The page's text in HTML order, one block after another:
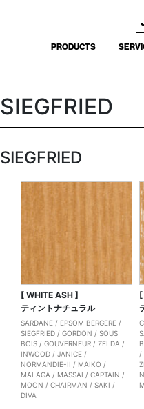
PRODUCTS
SIEGFRIED
SIEGFRIED
[ WHITE ASH ]
ティントナチュラル
SARDANE / EPSOM BERGERE /
SIEGFRIED /GORDON /SOUS
BOIS /GOUVERNEUR /ZELDA /
INWOOD /JANICE /
NORMANDIE-II / MAIKO /
MALAGA / MASSAI /CAPTAIN /
MOON /CHAIRMAN /SAKI /
DIVA
[
/